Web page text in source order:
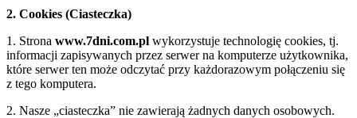
2. Cookies (Ciasteczka)
1. Strona www.7dni.com.pl wykorzystuje technologię cookies, tj.
informacji zapisywanych przez serwer na komputerze użytkownika,
które serwer ten może odczytać przy każdorazowym połączeniu się
z tego komputera.
2. Nasze „ciasteczka” nie zawierają żadnych danych osobowych.